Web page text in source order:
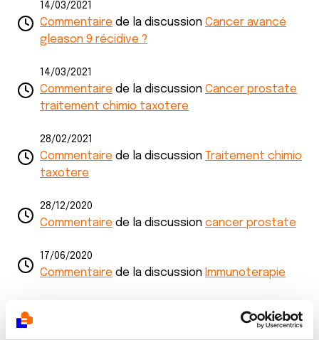
14/03/2021
Commentaire de la discussion Cancer avancé
gleason 9 récidive ?
14/03/2021
Commentaire de la discussion Cancer prostate
traitement chimio taxotere
28/02/2021
Commentaire de la discussion Traitement chimio
taxotere
28/12/2020
Commentaire de la discussion cancer prostate
17/06/2020
Commentaire de la discussion Immunoterapie
Hormonothérapie